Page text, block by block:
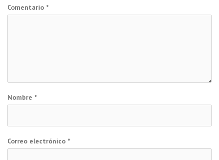
Comentario *
Nombre *
Correo electrónico *